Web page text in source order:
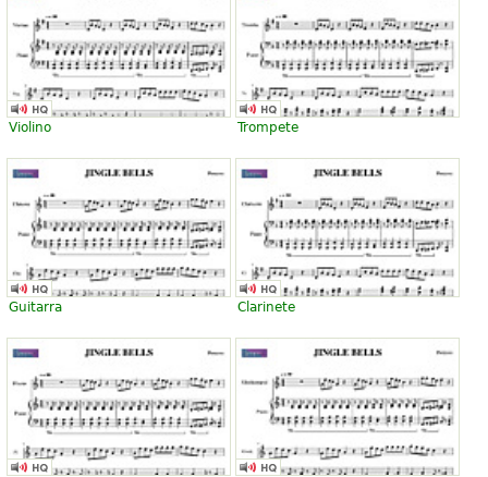
Violino Trompete
Guitarra Clarinete